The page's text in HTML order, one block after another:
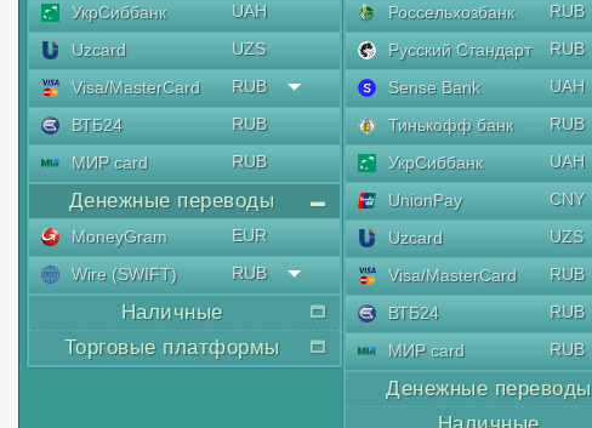
УкрСиббанк
UAH
Uzcard
UZS
Visa/MasterCard
RUB
ВТБ24
RUB
МИР card
RUB
Денежные переводы
MoneyGram
EUR
Wire (SWIFT)
RUB
Наличные
Торговые платформы
Россельхозбанк
RUB
Русский Стандарт
RUB
Sense Bank
UAH
Тинькофф банк
RUB
УкрСиббанк
UAH
UnionPay
CNY
Uzcard
UZS
Visa/MasterCard
RUB
ВТБ24
RUB
МИР card
RUB
Денежные переводы